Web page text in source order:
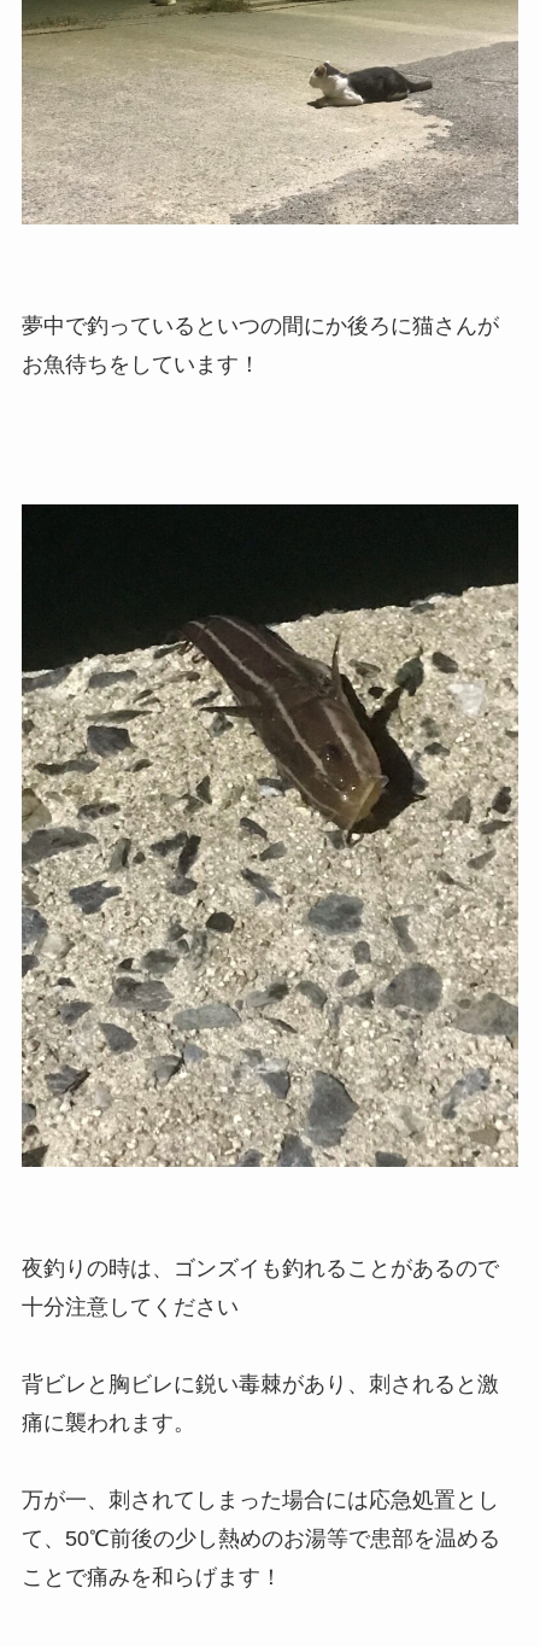
夢中で釣っているといつの間にか後ろに猫さんが
お魚待ちをしています！
夜釣りの時は、ゴンズイも釣れることがあるので
十分注意してください
背ビレと胸ビレに鋭い毒棘があり、刺されると激
痛に襲われます。
万が一、刺されてしまった場合には応急処置とし
て、50℃前後の少し熱めのお湯等で患部を温める
ことで痛みを和らげます！